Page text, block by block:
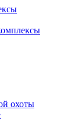
охоты